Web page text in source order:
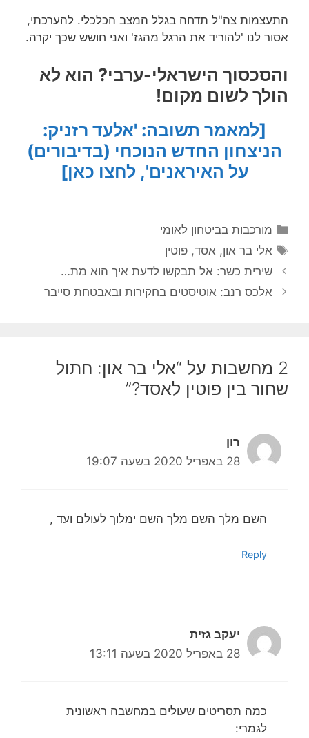
התעצמות צה"ל תדחה בגלל המצב הכלכלי. להערכתי,
אסור לנו 'להוריד את הרגל מהגז' ואני חושש שכך יקרה.
והסכסוך הישראלי-ערבי? הוא לא
הולך לשום מקום!
[למאמר תשובה: 'אלעד רזניק:
הניצחון החדש הנוכחי (בדיבורים)
על האיראנים', לחצו כאן]
קטגוריות
מורכבות בביטחון לאומי
תגיות
אלי בר און, אסד,פוטין
שירית כשר: אל תבקשו לדעת איך הוא מת…
אלכס רנב: אוטיסטים בחקירות ובאבטחת סייבר
2 מחשבות על “אלי בר און: חתול
שחור בין פוטין לאסד?”
רון
28 באפריל 2020 בשעה 19:07
השם מלך השם מלך השם ימלוך לעולם ועד ,
Reply
יעקב גזית
28 באפריל 2020 בשעה 13:11
כמה תסריטים שעולים במחשבה ראשונית
לגמרי: